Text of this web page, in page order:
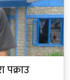
पक्राउ